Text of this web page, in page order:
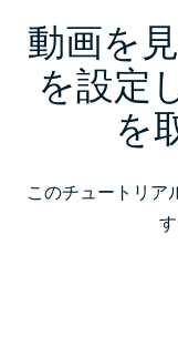
動画を
を設定
を
このチュートリア